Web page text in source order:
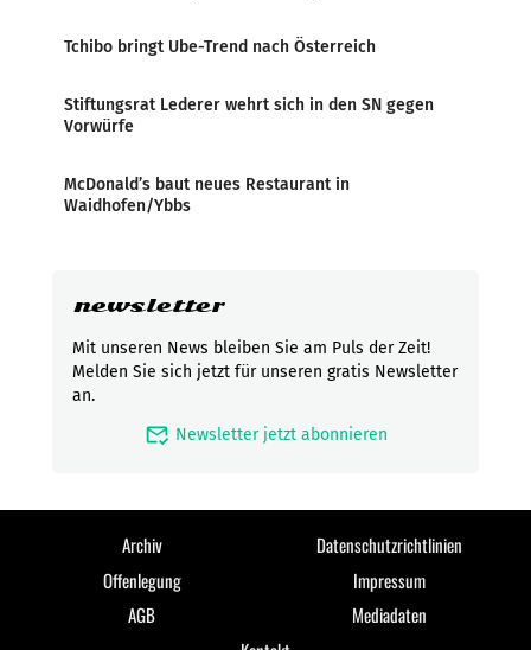
Tchibo bringt Ube-Trend nach Österreich
Stiftungsrat Lederer wehrt sich in den SN gegen
Vorwürfe
McDonald’s baut neues Restaurant in
Waidhofen/Ybbs
newsletter
Mit unseren News bleiben Sie am Puls der Zeit!
Melden Sie sich jetzt für unseren gratis Newsletter
an.
mark_email_read Newsletter jetzt abonnieren
Archiv
Datenschutzrichtlinien
Offenlegung
Impressum
AGB
Mediadaten